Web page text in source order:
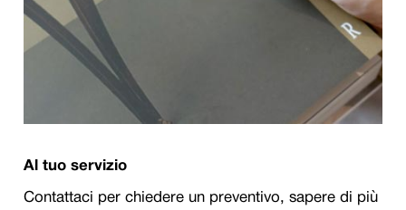
Al tuo servizio
Contattaci per chiedere un preventivo, sapere di più